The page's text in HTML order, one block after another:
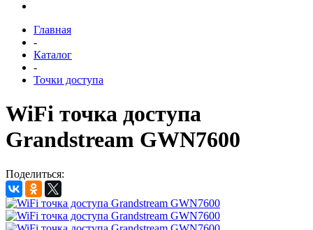
Главная
-
Каталог
-
Точки доступа
WiFi точка доступа
Grandstream GWN7600
Поделиться: